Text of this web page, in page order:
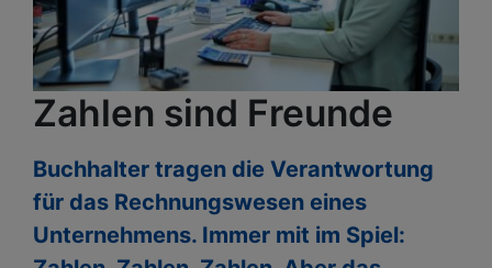
Zahlen sind Freunde
Buchhalter tragen die Verantwortung
für das Rechnungswesen eines
Unternehmens. Immer mit im Spiel: